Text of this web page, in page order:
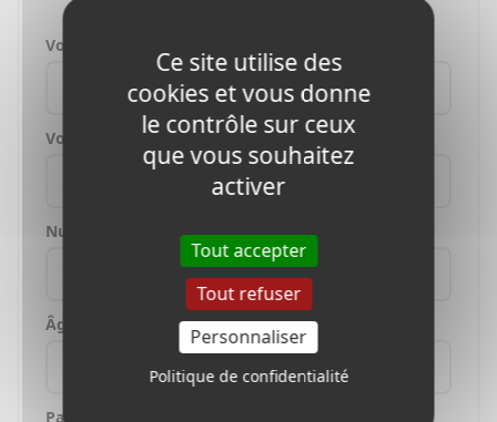
Votre nom
Votre e-mail
Numéro de téléphone
Âge de l'étudiant
Pays où vous vivez
Ce site utilise des
cookies et vous donne
le contrôle sur ceux
que vous souhaitez
activer
Tout accepter
Tout refuser
Personnaliser
Politique de confidentialité